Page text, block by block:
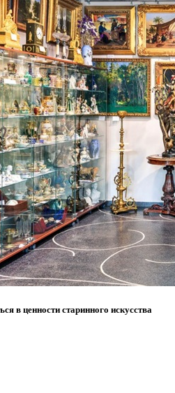
в ценности старинного искусства